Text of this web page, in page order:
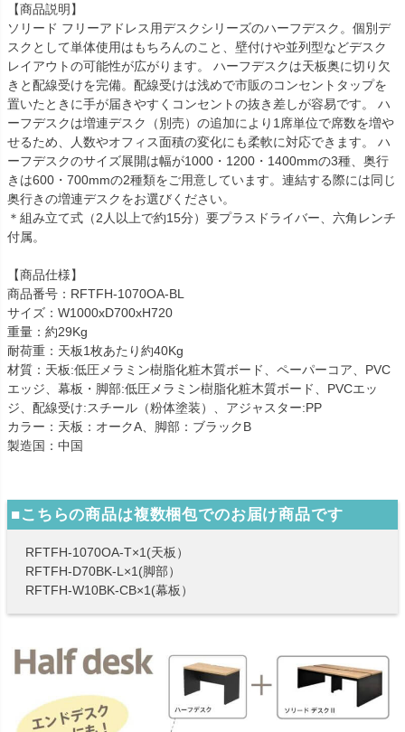
【商品説明】
ソリード フリーアドレス用デスクシリーズのハーフデスク。個別デ
スクとして単体使用はもちろんのこと、壁付けや並列型などデスク
レイアウトの可能性が広がります。 ハーフデスクは天板奥に切り欠
きと配線受けを完備。配線受けは浅めで市販のコンセントタップを
置いたときに手が届きやすくコンセントの抜き差しが容易です。 ハ
ーフデスクは増連デスク（別売）の追加により1席単位で席数を増や
せるため、人数やオフィス面積の変化にも柔軟に対応できます。 ハ
ーフデスクのサイズ展開は幅が1000・1200・1400mmの3種、奥行
きは600・700mmの2種類をご用意しています。連結する際には同じ
奥行きの増連デスクをお選びください。
＊組み立て式（2人以上で約15分）要プラスドライバー、六角レンチ
付属。
【商品仕様】
商品番号：RFTFH-1070OA-BL
サイズ：W1000xD700xH720
重量：約29Kg
耐荷重：天板1枚あたり約40Kg
材質：天板:低圧メラミン樹脂化粧木質ボード、ペーパーコア、PVC
エッジ、幕板・脚部:低圧メラミン樹脂化粧木質ボード、PVCエッ
ジ、配線受け:スチール（粉体塗装）、アジャスター:PP
カラー：天板：オークA、脚部：ブラックB
製造国：中国
■こちらの商品は複数梱包でのお届け商品です
RFTFH-1070OA-T×1(天板）
RFTFH-D70BK-L×1(脚部）
RFTFH-W10BK-CB×1(幕板）